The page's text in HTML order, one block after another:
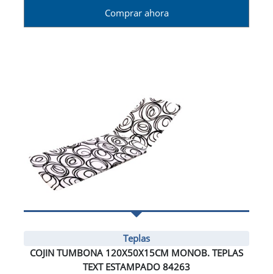
Comprar ahora
Teplas
COJIN TUMBONA 120X50X15CM MONOB. TEPLAS
TEXT ESTAMPADO 84263